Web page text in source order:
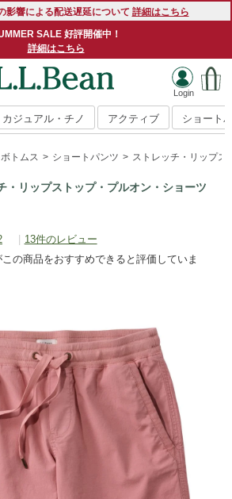
影響による配送遅延について 詳細はこちら
SALE 好評開催中！
詳細はこちら
カジュアル・チノ アクティブ ショート
ボトムス ショートパンツ ストレッチ・リップス
・リップストップ・プルオン・ショーツ
womens/bottoms/short-
レ
ビ
同
じ
ペ
ー
ジ
の
リ
ン
ク。
| 13件のレビュー
の商品をおすすめできると評価していま